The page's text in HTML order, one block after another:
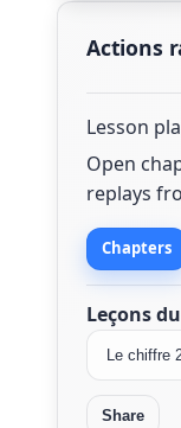
Actions
Lesson
Open
replays
Chapters
Leçons
Share